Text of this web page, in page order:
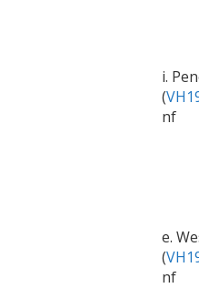
i.
(
nf
e.
(
nf